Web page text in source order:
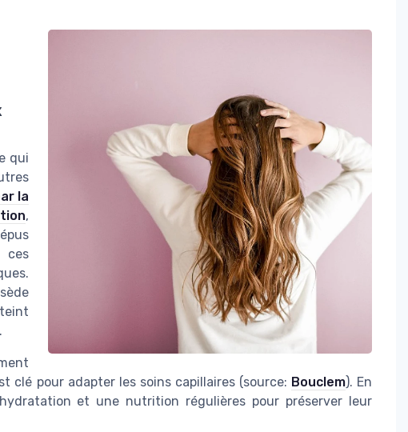
qui
la
,
ces
clé pour adapter les soins capillaires (source: Bouclem). En
et une nutrition régulières pour préserver leur